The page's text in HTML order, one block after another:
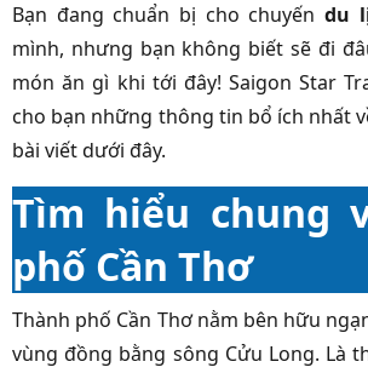
Bạn đang chuẩn bị cho chuyếndu
mình, nhưng bạn không biết sẽ đi
món ăn gì khi tới đây! Saigon Star
cho bạn những thông tin bổ ích nhất
bài viết dưới đây.
Tìm hiểu chung
phố Cần Thơ
Thành phố Cần Thơ nằm bên hữu
vùng đồng bằng sông Cửu Long. Là